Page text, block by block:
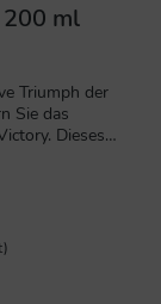
200 ml
Triumph der
Sie das
Dieses
intensiven